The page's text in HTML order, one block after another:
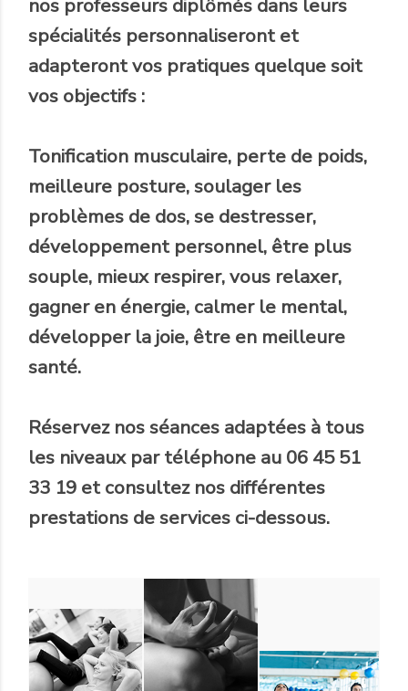
nos professeurs diplômés dans leurs
spécialités personnaliseront et
adapteront vos pratiques quelque soit
vos objectifs :
Tonification musculaire, perte de poids,
meilleure posture, soulager les
problèmes de dos, se destresser,
développement personnel, être plus
souple, mieux respirer, vous relaxer,
gagner en énergie, calmer le mental,
développer la joie, être en meilleure
santé.
Réservez nos séances adaptées à tous
les niveaux par téléphone au 06 45 51
33 19 et consultez nos différentes
prestations de services ci-dessous.